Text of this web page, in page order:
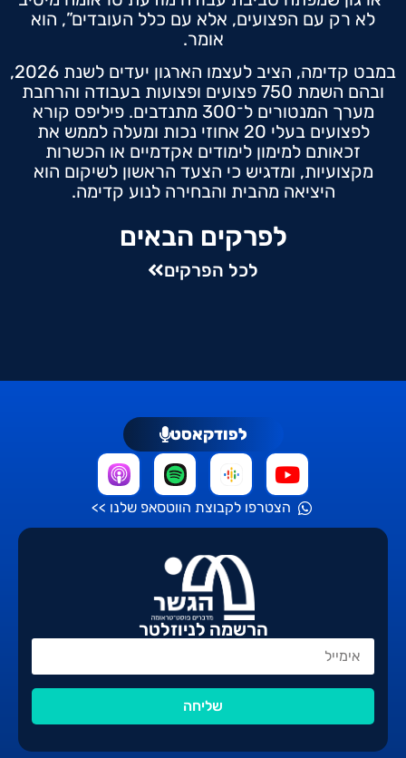
לא רק עם הפצועים, אלא עם כלל העובדים”, הוא
אומר.
במבט קדימה, הציב לעצמו הארגון יעדים לשנת 2026,
ובהם השמת 750 פצועים ופצועות בעבודה והרחבת
מערך המנטורים ל־300 מתנדבים. פיליפס קורא
לפצועים בעלי 20 אחוזי נכות ומעלה לממש את
זכאותם למימון לימודים אקדמיים או הכשרות
מקצועיות, ומדגיש כי הצעד הראשון לשיקום הוא
היציאה מהבית והבחירה לנוע קדימה.
לפרקים הבאים
לכל הפרקים
לפודקאסט
הצטרפו לקבוצת הווטסאפ שלנו >>
הרשמה לניוזלטר
שליחה